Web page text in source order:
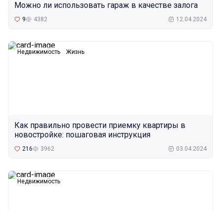
Можно ли использовать гараж в качестве залога
9 4382 12.04.2024
Недвижимость Жизнь
Как правильно провести приемку квартиры в
новостройке: пошаговая инструкция
216 3962 03.04.2024
Недвижимость